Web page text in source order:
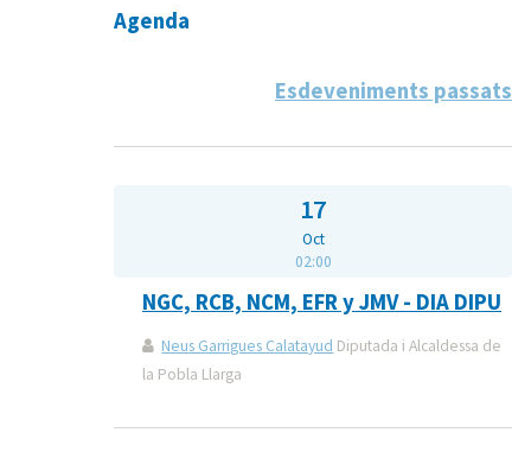
Agenda
Esdeveniments passats
17
Oct
02:00
NGC, RCB, NCM, EFR y JMV - DIA DIPU
Neus Garrigues Calatayud Diputada i Alcaldessa de
la Pobla Llarga